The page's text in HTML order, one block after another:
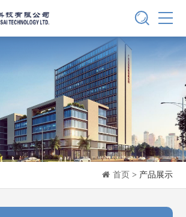
首页 > 产品展示